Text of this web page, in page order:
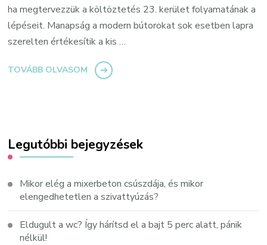
ha megtervezzük a költöztetés 23. kerület folyamatának a
lépéseit. Manapság a modern bútorokat sok esetben lapra
szerelten értékesítik a kis …
TOVÁBB OLVASOM
Legutóbbi bejegyzések
Mikor elég a mixerbeton csúszdája, és mikor
elengedhetetlen a szivattyúzás?
Eldugult a wc? Így hárítsd el a bajt 5 perc alatt, pánik
nélkül!